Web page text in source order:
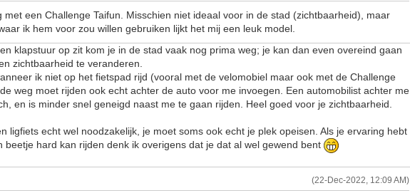
met een Challenge Taifun. Misschien niet ideaal voor in de stad (zichtbaarheid), maar
ik hem voor zou willen gebruiken lijkt het mij een leuk model.
klapstuur op zit kom je in de stad vaak nog prima weg; je kan dan even overeind gaan
zichtbaarheid te veranderen.
ik niet op het fietspad rijd (vooral met de velomobiel maar ook met de Challenge
weg moet rijden ook echt achter de auto voor me invoegen. Een automobilist achter me
en is minder snel geneigd naast me te gaan rijden. Heel goed voor je zichtbaarheid.
ligfiets echt wel noodzakelijk, je moet soms ook echt je plek opeisen. Als je ervaring hebt
beetje hard kan rijden denk ik overigens dat je dat al wel gewend bent
(22-Dec-2022, 12:09 AM)